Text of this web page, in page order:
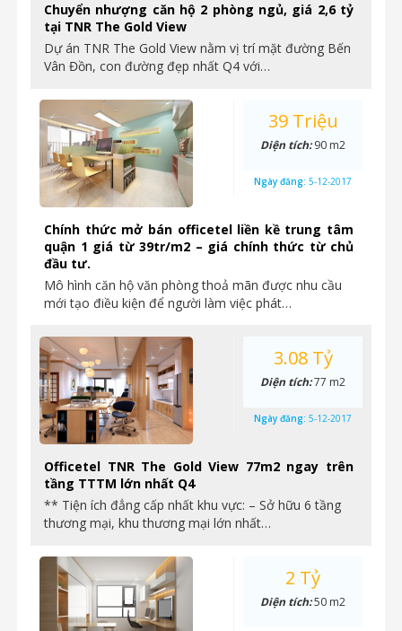
Chuyển nhượng căn hộ 2 phòng ngủ, giá 2,6 tỷ
tại TNR The Gold View
Dự án TNR The Gold View nằm vị trí mặt đường Bến
Vân Đồn, con đường đẹp nhất Q4 với…
Chính thức mở bán officetel liền kề trung tâm
quận 1 giá từ 39tr/m2 – giá chính thức từ chủ
đầu tư.
Mô hình căn hộ văn phòng thoả mãn được nhu cầu
mới tạo điều kiện để người làm việc phát…
39 Triệu
Diện tích:90 m2
Ngày đăng: 5-12-2017
Officetel TNR The Gold View 77m2 ngay trên
tầng TTTM lớn nhất Q4
** Tiện ích đẳng cấp nhất khu vực: – Sở hữu 6 tầng
thương mại, khu thương mại lớn nhất…
3.08 Tỷ
Diện tích:77 m2
Ngày đăng: 5-12-2017
2 Tỷ
Diện tích:50 m2